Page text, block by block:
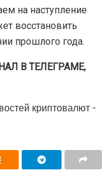
на наступление
восстановить
прошлого года.
В ТЕЛЕГРАМЕ,
криптовалют -